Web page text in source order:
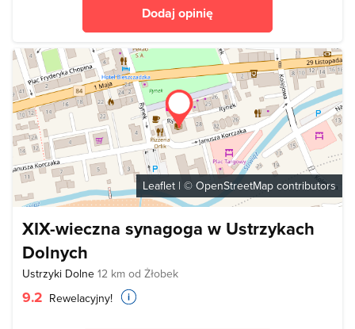
Dodaj opinię
Leaflet | © OpenStreetMap contributors
XIX-wieczna synagoga w Ustrzykach
Dolnych
Ustrzyki Dolne 12 km od Żłobek
9.2 Rewelacyjny!